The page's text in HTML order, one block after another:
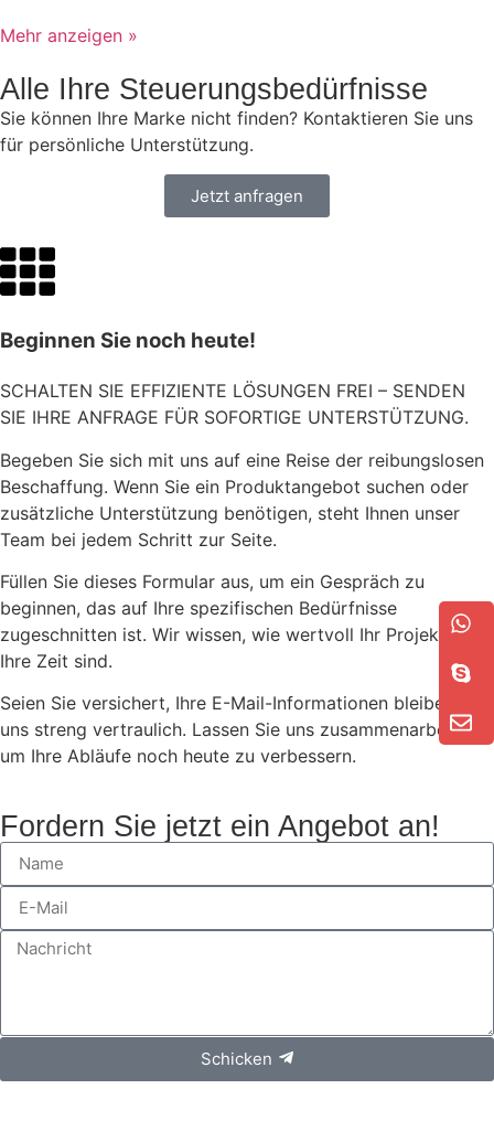
Mehr anzeigen »
Alle Ihre Steuerungsbedürfnisse
Sie können Ihre Marke nicht finden? Kontaktieren Sie uns
für persönliche Unterstützung.
Jetzt anfragen
Beginnen Sie noch heute!
SCHALTEN SIE EFFIZIENTE LÖSUNGEN FREI – SENDEN
SIE IHRE ANFRAGE FÜR SOFORTIGE UNTERSTÜTZUNG.
Begeben Sie sich mit uns auf eine Reise der reibungslosen
Beschaffung. Wenn Sie ein Produktangebot suchen oder
zusätzliche Unterstützung benötigen, steht Ihnen unser
Team bei jedem Schritt zur Seite.
Füllen Sie dieses Formular aus, um ein Gespräch zu
beginnen, das auf Ihre spezifischen Bedürfnisse
zugeschnitten ist. Wir wissen, wie wertvoll Ihr Projekt und
Ihre Zeit sind.
Seien Sie versichert, Ihre E-Mail-Informationen bleiben bei
uns streng vertraulich. Lassen Sie uns zusammenarbeiten,
um Ihre Abläufe noch heute zu verbessern.
Fordern Sie jetzt ein Angebot an!
Schicken